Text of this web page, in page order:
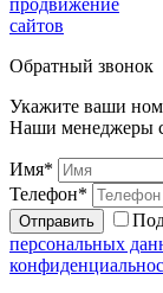
сайтов
Обратный звонок
Укажите ваши
Наши менеджеры
Имя*
Телефон*
персональных